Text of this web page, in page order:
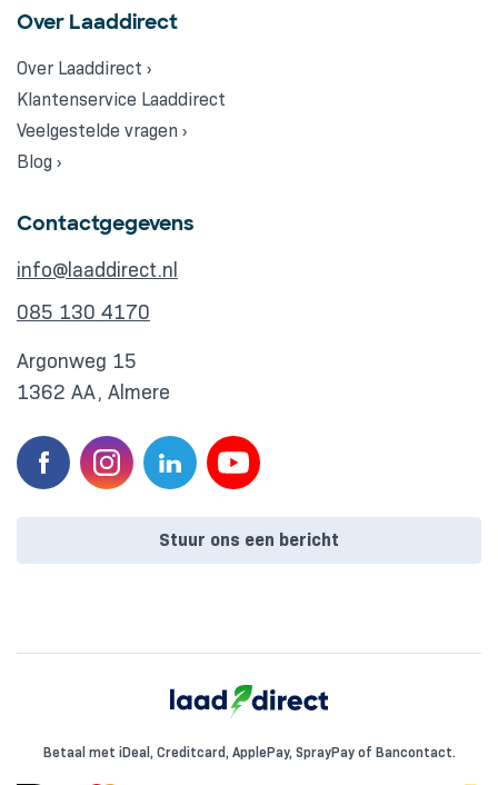
Over Laaddirect
Over Laaddirect ›
Klantenservice Laaddirect
Veelgestelde vragen ›
Blog ›
Contactgegevens
info@laaddirect.nl
085 130 4170
Argonweg 15
1362 AA, Almere
Stuur ons een bericht
Betaal met iDeal, Creditcard, ApplePay, SprayPay of Bancontact.